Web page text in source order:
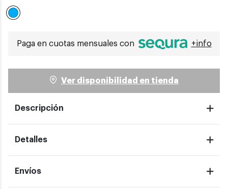
Paga en cuotas mensuales con +info
Ver disponibilidad en tienda
Descripción
Detalles
Envíos